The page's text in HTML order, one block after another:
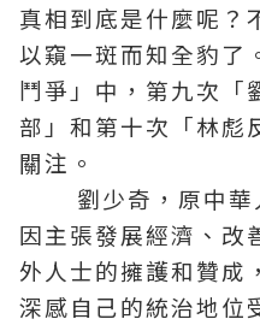
真相到底是什麼呢？
以窺一斑而知全豹了
鬥爭」中，第九次「
部」和第十次「林彪
關注。
劉少奇，原中華
因主張發展經濟、改
外人士的擁護和贊成
深感自己的統治地位